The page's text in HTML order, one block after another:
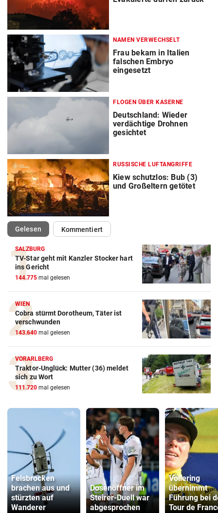
NAMEN VERWECHSELT
Frau bekam in Italien
falschen Embryo
eingesetzt
FLOGEN ÜBER KASERNE
Deutschland: Wieder
verdächtige Drohnen
gesichtet
RUSSISCHE LUFTANGRIFFE
Kiew schutzlos: Bub (3)
und Großeltern getötet
Gelesen(ausgewählt)Kommentiert
SALZBURG
TV-Star geht mit Kanzler Stocker hart
ins Gericht
144.775 mal gelesen
WIEN
Cobra stürmt Dorotheum, Täter ist
verschwunden
143.640 mal gelesen
VORARLBERG
Traktor-Unglück: Mutter (36) meldet
sich zu Wort
111.720 mal gelesen
Felsbrocken
brachen aus und
stürzten auf
Wanderer
Dosenöffner im
Steirer-Duell war
abgesprochen
Vollering
übernimmt
Führung bei
Tour de